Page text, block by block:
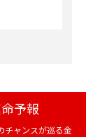
予報
チャンスが巡る金